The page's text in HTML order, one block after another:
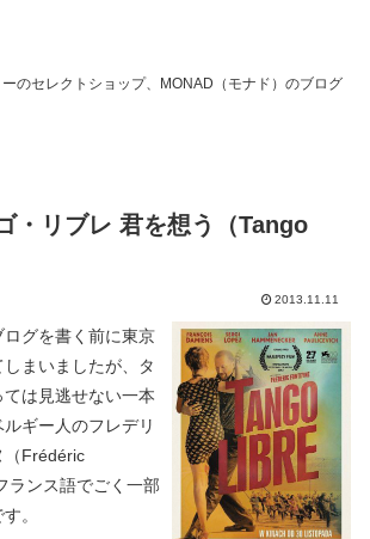
のセレクトショップ、MONAD（モナド）のブログ
・リブレ 君を想う（Tango
2013.11.11
グを書く前に東京
まいましたが、タ
は見逃せない一本
ギー人のフレデリ
（Frédéric
ランス語でごく一部
。